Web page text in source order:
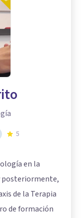
5
en la
posteriormente,
de la Terapia
de formación